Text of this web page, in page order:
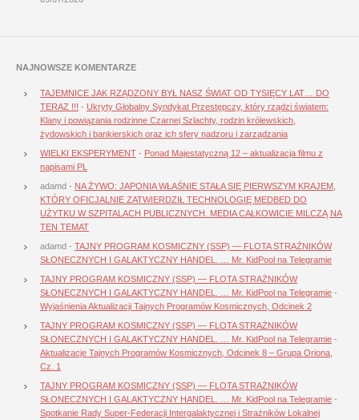
NAJNOWSZE KOMENTARZE
TAJEMNICE JAK RZĄDZONY BYŁ NASZ ŚWIAT OD TYSIĘCY LAT… DO
TERAZ !!! - Ukryty Globalny Syndykat Przestępczy, który rządzi światem:
Klany i powiązania rodzinne Czarnej Szlachty, rodzin królewskich,
żydowskich i bankierskich oraz ich sfery nadzoru i zarządzania
WIELKI EKSPERYMENT - Ponad Majestatyczną 12 – aktualizacja filmu z
napisami PL
adamd - NA ŻYWO: JAPONIA WŁAŚNIE STAŁA SIĘ PIERWSZYM KRAJEM,
KTÓRY OFICJALNIE ZATWIERDZIŁ TECHNOLOGIĘ MEDBED DO
UŻYTKU W SZPITALACH PUBLICZNYCH. MEDIA CAŁKOWICIE MILCZĄ NA
TEN TEMAT
adamd - TAJNY PROGRAM KOSMICZNY (SSP) — FLOTA STRAŻNIKÓW
SŁONECZNYCH I GALAKTYCZNY HANDEL. … Mr. KidPool na Telegramie
TAJNY PROGRAM KOSMICZNY (SSP) — FLOTA STRAŻNIKÓW
SŁONECZNYCH I GALAKTYCZNY HANDEL. … Mr. KidPool na Telegramie -
Wyjaśnienia Aktualizacji Tajnych Programów Kosmicznych, Odcinek 2
TAJNY PROGRAM KOSMICZNY (SSP) — FLOTA STRAŻNIKÓW
SŁONECZNYCH I GALAKTYCZNY HANDEL. … Mr. KidPool na Telegramie -
Aktualizacje Tajnych Programów Kosmicznych, Odcinek 8 – Grupa Oriona,
Cz. 1
TAJNY PROGRAM KOSMICZNY (SSP) — FLOTA STRAŻNIKÓW
SŁONECZNYCH I GALAKTYCZNY HANDEL. … Mr. KidPool na Telegramie -
Spotkanie Rady Super-Federacji Intergalaktycznej i Strażników Lokalnej